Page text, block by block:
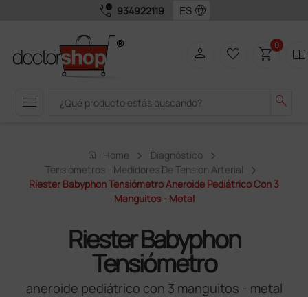
call_quality 934922119 language
menu search
person favorite_border shopping_cart0 two_pager
home Home
Diagnóstico
Tensiómetros - Medidores De Tensión Arterial
Riester Babyphon Tensiómetro Aneroide Pediátrico Con 3
Manguitos - Metal
Riester Babyphon
Tensiómetro
aneroide pediátrico con 3 manguitos - metal